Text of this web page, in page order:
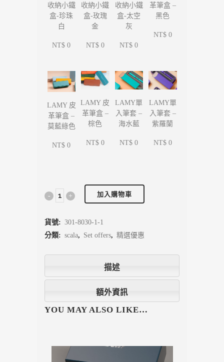
收納小鐵
盒-珍珠
白
NT$ 0
收納小鐵
盒-玫瑰
金
NT$ 0
收納小鐵
盒-太空
灰
NT$ 0
革筆盒 –
黑色
NT$ 0
LAMY 皮
革筆盒 –
莫藍綠色
NT$ 0
LAMY 皮
革筆盒 –
棕色
NT$ 0
LAMY單
入筆套 –
海水藍
NT$ 0
LAMY單
入筆套 –
紫羅蘭
NT$ 0
加入購物車
貨號: 301-8030-1-1
分類: scala, Set offers, 精選優惠
描述
額外資訊
YOU MAY ALSO LIKE…